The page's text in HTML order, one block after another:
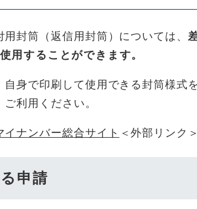
封筒（返信用封筒）については、
用することができます。
身で印刷して使用できる封筒様式
利用ください。
ナンバー総合サイト ＜外部リンク＞
申請